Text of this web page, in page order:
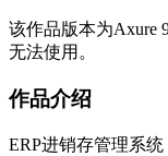
该作品版本为Axure
无法使用。
作品介绍
ERP进销存管理系统